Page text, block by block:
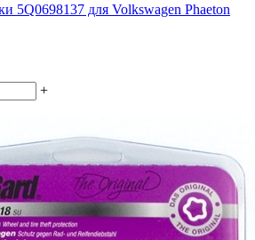
5Q0698137 для Volkswagen Phaeton
+